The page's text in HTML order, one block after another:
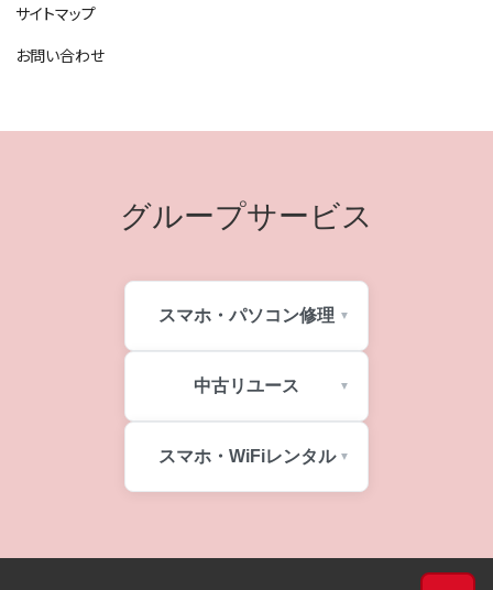
サイトマップ
お問い合わせ
グループサービス
スマホ・パソコン修理
中古リユース
スマホ・WiFiレンタル